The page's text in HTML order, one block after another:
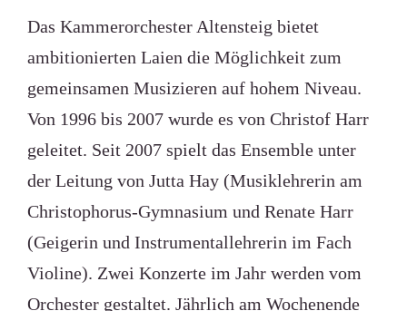
Das Kammerorchester Altensteig bietet
ambitionierten Laien die Möglichkeit zum
gemeinsamen Musizieren auf hohem Niveau.
Von 1996 bis 2007 wurde es von Christof Harr
geleitet. Seit 2007 spielt das Ensemble unter
der Leitung von Jutta Hay (Musiklehrerin am
Christophorus-Gymnasium und Renate Harr
(Geigerin und Instrumentallehrerin im Fach
Violine). Zwei Konzerte im Jahr werden vom
Orchester gestaltet. Jährlich am Wochenende